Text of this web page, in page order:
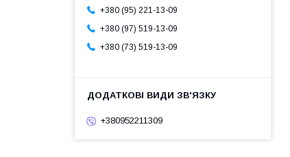
+380 (95) 221-13-09
+380 (97) 519-13-09
+380 (73) 519-13-09
+380952211309